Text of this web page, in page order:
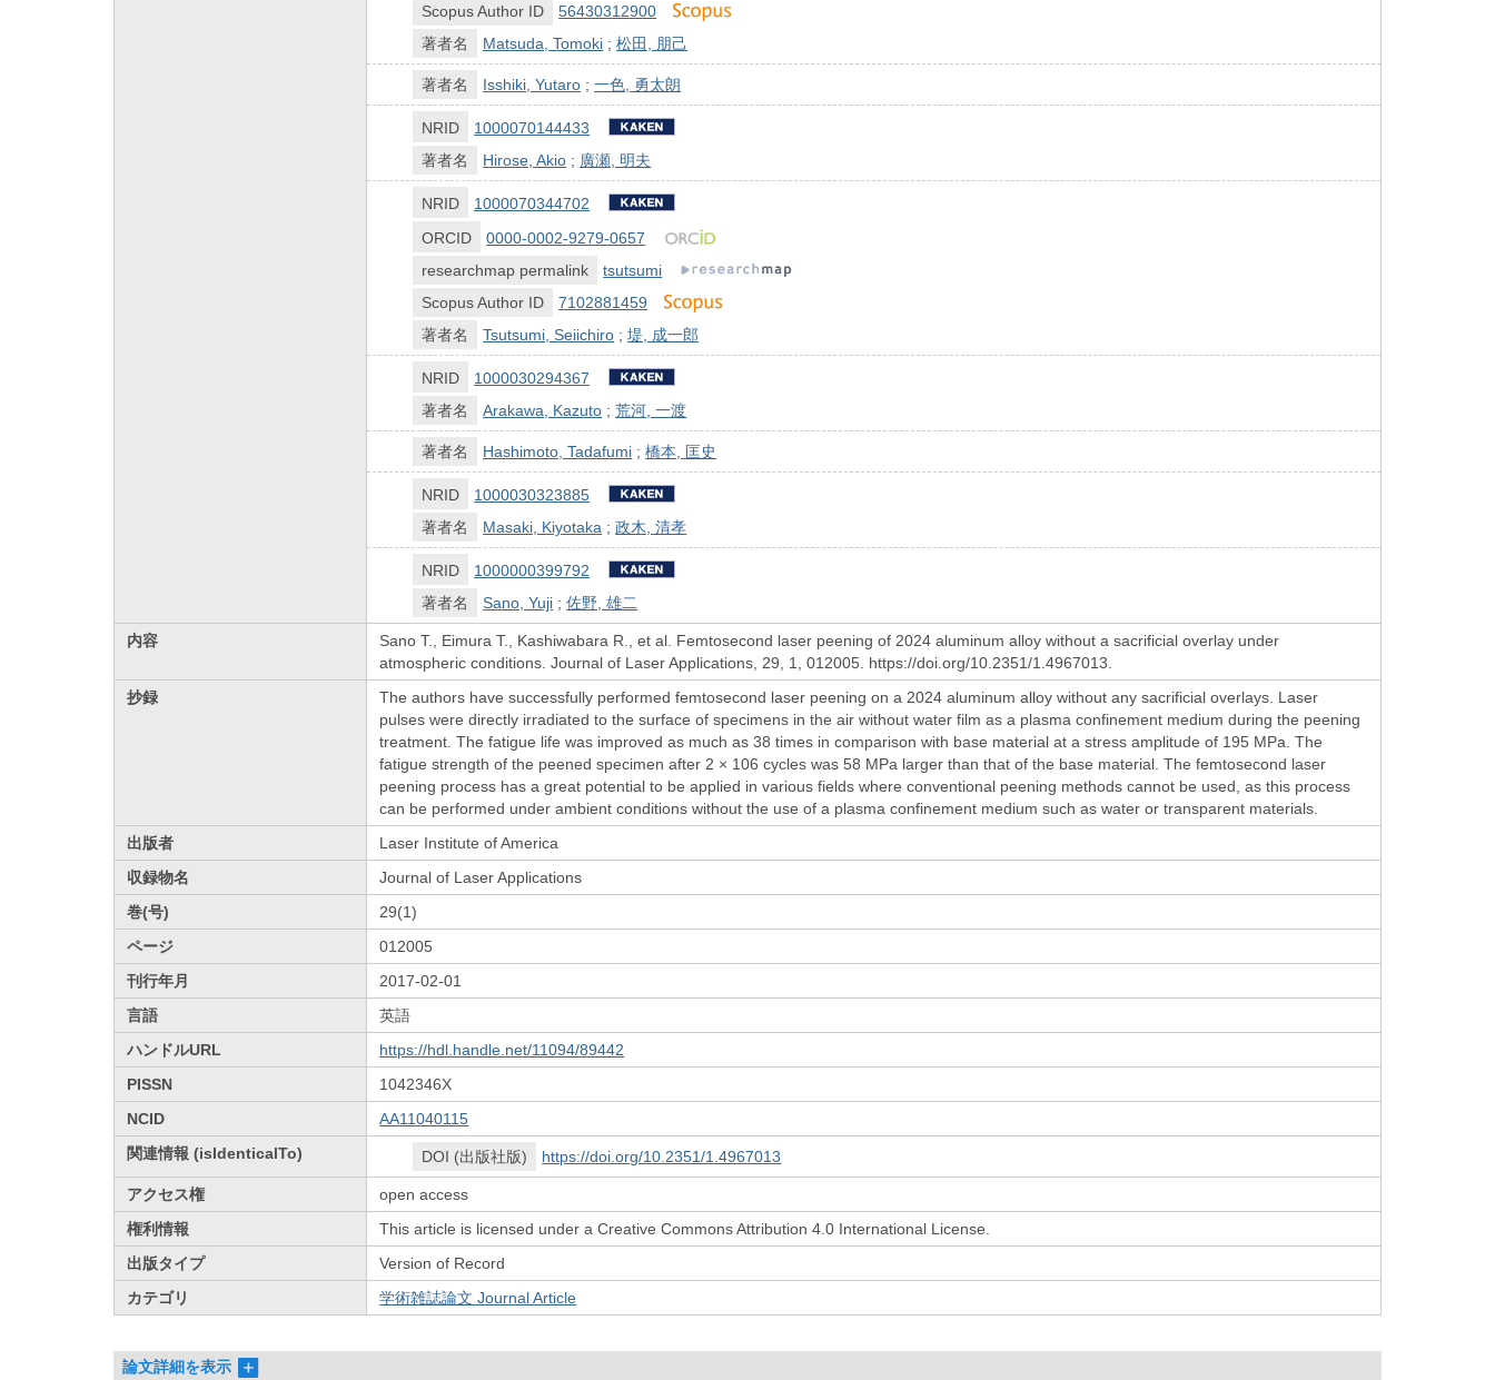
Scopus Author ID
56430312900
著者名
Matsuda, Tomoki ;松田, 朋己
著者名 Isshiki, Yutaro ;一色, 勇太朗
NRID
1000070144433
著者名
Hirose, Akio ; 廣瀬, 明夫
NRID
1000070344702
ORCID
0000-0002-9279-0657
researchmap permalink
tsutsumi
Scopus Author ID
7102881459
著者名
Tsutsumi, Seiichiro ;堤, 成一郎
NRID
1000030294367
著者名
Arakawa, Kazuto ;荒河, 一渡
著者名 Hashimoto, Tadafumi ;橋本, 匡史
NRID
1000030323885
著者名
Masaki, Kiyotaka ;政木, 清孝
NRID
1000000399792
著者名
Sano, Yuji ;佐野, 雄二
内容
Sano T., Eimura T., Kashiwabara R., et al. Femtosecond laser peening of 2024 aluminum alloy without a sacrificial overlay under
atmospheric conditions. Journal of Laser Applications, 29, 1, 012005. https://doi.org/10.2351/1.4967013.
抄録
The authors have successfully performed femtosecond laser peening on a 2024 aluminum alloy without any sacrificial overlays. Laser
pulses were directly irradiated to the surface of specimens in the air without water film as a plasma confinement medium during the peening
treatment. The fatigue life was improved as much as 38 times in comparison with base material at a stress amplitude of 195 MPa. The
fatigue strength of the peened specimen after 2 × 106 cycles was 58 MPa larger than that of the base material. The femtosecond laser
peening process has a great potential to be applied in various fields where conventional peening methods cannot be used, as this process
can be performed under ambient conditions without the use of a plasma confinement medium such as water or transparent materials.
出版者
Laser Institute of America
収録物名
Journal of Laser Applications
巻(号)
29(1)
ページ
012005
刊行年月
2017-02-01
言語
英語
ハンドルURL
https://hdl.handle.net/11094/89442
PISSN
1042346X
NCID
AA11040115
関連情報 (isIdenticalTo)
DOI (出版社版) https://doi.org/10.2351/1.4967013
アクセス権
open access
権利情報
This article is licensed under a Creative Commons Attribution 4.0 International License.
出版タイプ
Version of Record
カテゴリ
学術雑誌論文 Journal Article
論文詳細を表示